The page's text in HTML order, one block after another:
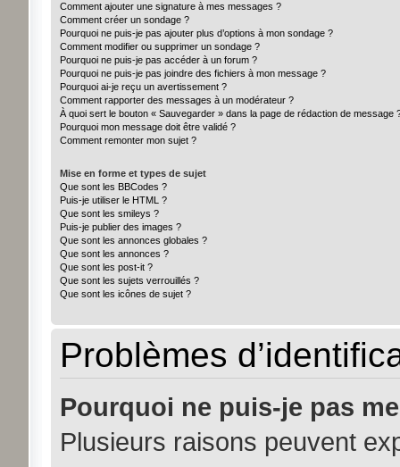
Comment ajouter une signature à mes messages ?
Comment créer un sondage ?
Pourquoi ne puis-je pas ajouter plus d’options à mon sondage ?
Comment modifier ou supprimer un sondage ?
Pourquoi ne puis-je pas accéder à un forum ?
Pourquoi ne puis-je pas joindre des fichiers à mon message ?
Pourquoi ai-je reçu un avertissement ?
Comment rapporter des messages à un modérateur ?
À quoi sert le bouton « Sauvegarder » dans la page de rédaction de message
Pourquoi mon message doit être validé ?
Comment remonter mon sujet ?
Mise en forme et types de sujet
Que sont les BBCodes ?
Puis-je utiliser le HTML ?
Que sont les smileys ?
Puis-je publier des images ?
Que sont les annonces globales ?
Que sont les annonces ?
Que sont les post-it ?
Que sont les sujets verrouillés ?
Que sont les icônes de sujet ?
Problèmes
Pourquoi ne puis-je pas
Plusieurs raisons peuvent